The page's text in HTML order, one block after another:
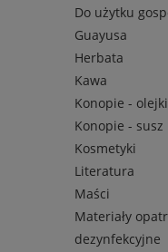
Do użytku
Guayusa
Herbata
Kawa
Konopie -
Konopie - susz
Kosmetyki
Literatura
Maści
Materiały
dezynfekcyjne